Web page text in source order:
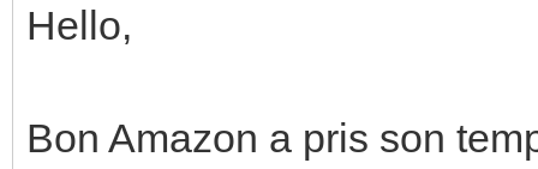
Hello,
Bon Amazon a pris son